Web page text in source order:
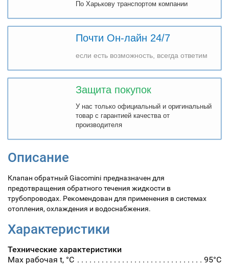
По Харькову транспортом компании
Почти Он-лайн 24/7
если есть возможность, всегда ответим
Защита покупок
У нас только официальный и оригинальный
товар с гарантией качества от
производителя
Описание
Клапан обратный Giacomini предназначен для
предотвращения обратного течения жидкости в
трубопроводах. Рекомендован для применения в системах
отопления, охлаждения и водоснабжения.
Характеристики
Технические характеристики
Max рабочая t, °С
95°С